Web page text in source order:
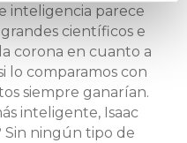
inteligencia parece
científicos e
corona en cuanto a
lo comparamos con
siempre ganarían.
inteligente, Isaac
Sin ningún tipo de